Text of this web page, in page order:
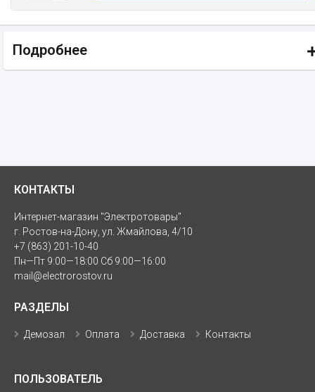
Подробнее
КОНТАКТЫ
Интернет-магазин "Электротовары"
г. Ростов-на-Дону, ул. Жмайлова, 4/10
+7 (863) 201-10-40
Пн—Пт 9:00—18:00 Сб 9:00—16:00
mail@electrorostov.ru
РАЗДЕЛЫ
Демозал Оплата Доставка Контакты
ПОЛЬЗОВАТЕЛЬ